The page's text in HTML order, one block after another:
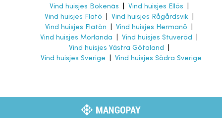
Vind huisjes Bokenäs
Vind huisjes Ellös
Vind huisjes Flatö
Vind huisjes Rågårdsvik|
Vind huisjes Flatön
Vind huisjes Hermanö
Vind huisjes Morlanda
Vind huisjes Stuveröd
Vind huisjes Västra Götaland
Vind huisjes Sverige
Vind huisjes Södra Sverige